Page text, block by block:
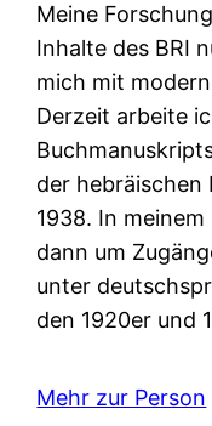
Meine
Inhalte des BRI
mich mit
Derzeit arbeite
der hebräischen
1938. In
dann um
unter
den 1920er und
Mehr zur Person